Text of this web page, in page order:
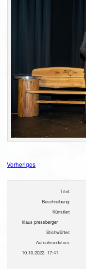
Vorheriges
Titel:
Beschreibung:
Künstler:
klaus pressberger
Stichwörter:
Aufnahmedatum:
10.10.2022. 17:41